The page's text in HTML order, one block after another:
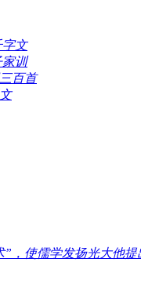
字文
家训
百首
，使儒学发扬光大他